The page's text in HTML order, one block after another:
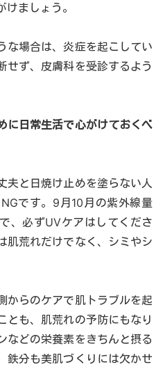
ましょう。
な場合は、炎症を起こしてい
せず、皮膚科を受診するよう
日常生活で心がけておくべ
夫と日焼け止めを塗らない人
です。9月10月の紫外線量
、必ずUVケアはしてくださ
肌荒れだけでなく、シミやシ
からのケアで肌トラブルを起
とも、肌荒れの予防にもなり
などの栄養素をきちんと摂る
鉄分も美肌づくりには欠かせ